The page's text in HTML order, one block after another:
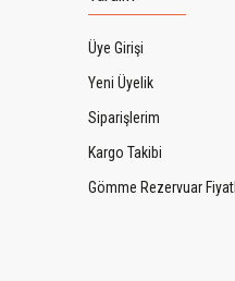
Üye Girişi
Yeni Üyelik
Siparişlerim
Kargo Takibi
Gömme Rezervuar